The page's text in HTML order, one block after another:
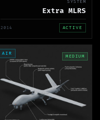
SYSTEM
Extra MLRS
ACTIVE
2014
AIR
MEDIUM